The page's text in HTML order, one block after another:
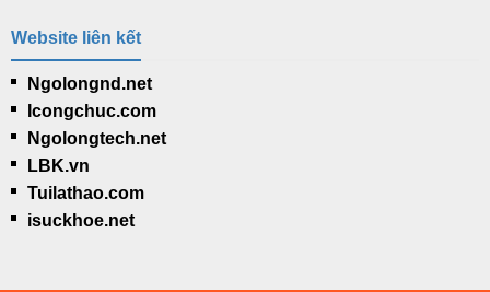
Website liên kết
Ngolongnd.net
Icongchuc.com
Ngolongtech.net
LBK.vn
Tuilathao.com
isuckhoe.net